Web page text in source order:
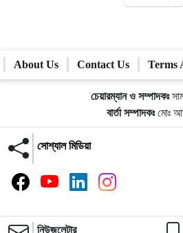
About Us Contact Us Terms
চেয়ারম্যান ও সম্পাদকঃ
বার্তা সম্পাদকঃমোঃ
সোশ্যাল মিডিয়া
নিউজলেটার